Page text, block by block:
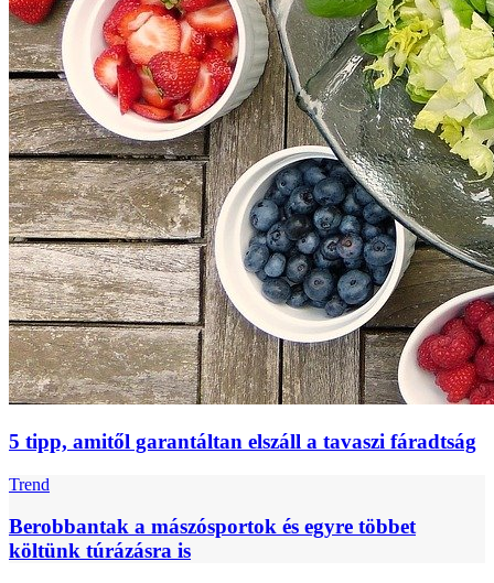
5 tipp, amitől garantáltan elszáll a tavaszi fáradtság
Trend
Berobbantak a mászósportok és egyre többet
költünk túrázásra is